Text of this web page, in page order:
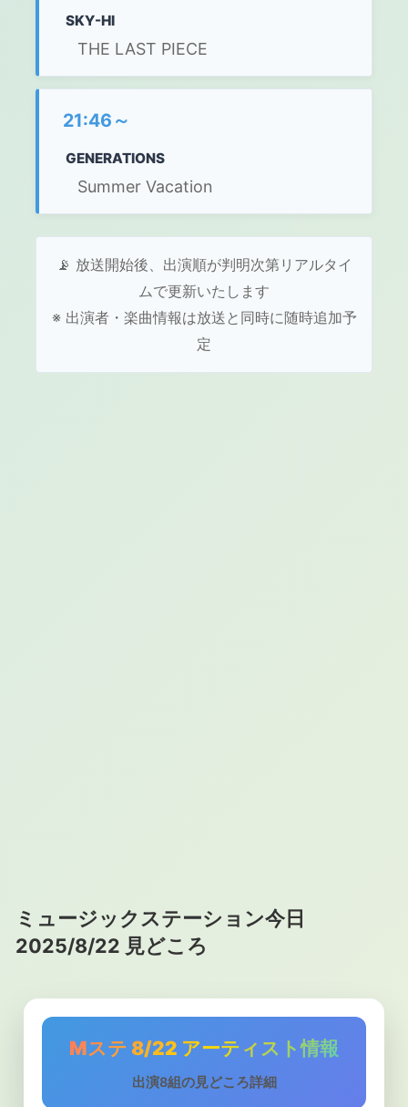
SKY-HI
THE LAST PIECE
21:46～
GENERATIONS
Summer Vacation
📡 放送開始後、出演順が判明次第リアルタイ
ムで更新いたします
※ 出演者・楽曲情報は放送と同時に随時追加予
定
ミュージックステーション今日
2025/8/22 見どころ
Mステ 8/22 アーティスト情報
出演8組の見どころ詳細